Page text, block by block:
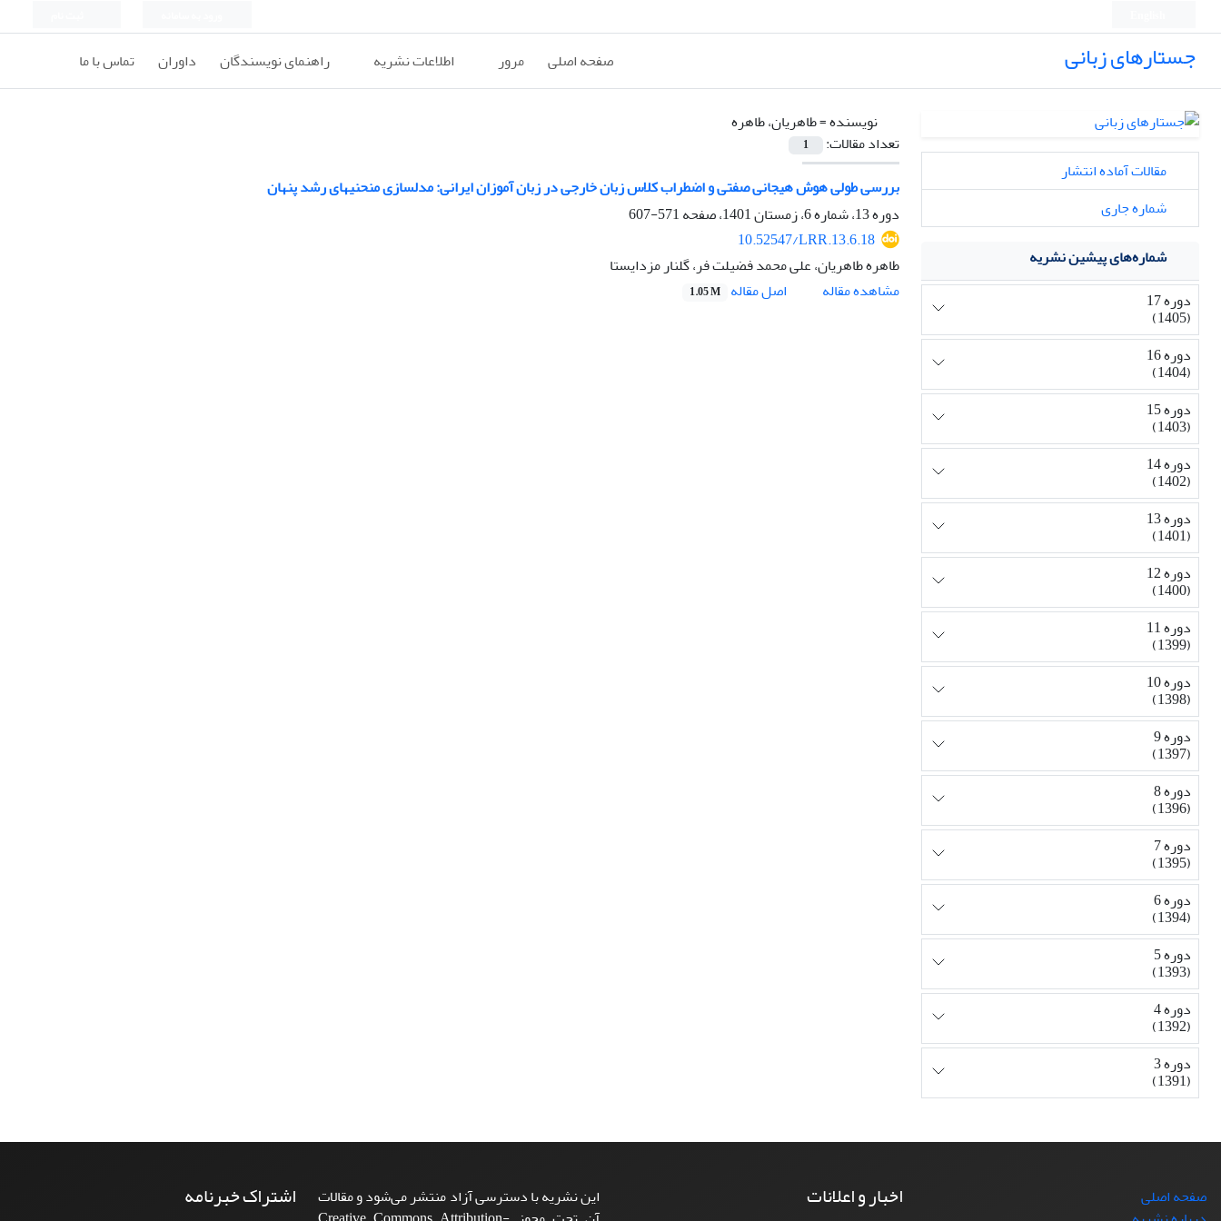
جستارهای زبانی صفحه اصلی مرور اطلاعات نشریه راهنمای نویسندگان داوران تماس با ما
نویسنده =طاهریان، طاهره
تعداد مقالات:
1
بررسی طولی هوش هیجانی صفتی و اضطراب کلاس زبان خارجی در زبان آموزان ایرانی: مدلسازی منحنیهای رشد پنهان
دوره 13، شماره 6، زمستان 1401، صفحه
571-607
10.52547/LRR.13.6.18
طاهره طاهریان، علی محمد فضیلت فر، گلنار مزدایستا
مشاهده مقاله
اصل مقاله 1.05 M
مقالات آماده انتشار
شماره جاری
شماره‌های پیشین نشریه
دوره 17
(1405)
دوره 16
(1404)
دوره 15
(1403)
دوره 14
(1402)
دوره 13
(1401)
دوره 12
(1400)
دوره 11
(1399)
دوره 10
(1398)
دوره 9
(1397)
دوره 8
(1396)
دوره 7
(1395)
دوره 6
(1394)
دوره 5
(1393)
دوره 4
(1392)
دوره 3
(1391)
صفحه اصلی
اخبار و اعلانات
این نشریه با دسترسی آزاد منتشر می‌شود و مقالات
اشتراک خبرنامه